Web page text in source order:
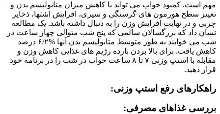
مهم است. کمبود خواب می تواند با کاهش میزان متابولیسم بدن و
تغییر سطح هورمون های گرسنگی و سیری، افزایش اشتها، ذخایر
چربی و در نهایت افزایش وزن را به دنبال داشته باشد. یک مطالعه
نشان داد که بزرگسالان سالمی که پنج شب متوالی چهار ساعت در
شب می خوابند به طور متوسط متابولیسم بدن آنها %۶/۲ درصد
کاهش یافت. برای بالا بردن بازده رژیم های غذایی کاهش وزن و
مقابله با استپ وزنی ۷ تا ۸ ساعت خواب در شب را در برنامه خود
قرار دهید.
راهکارهای رفع استپ وزنی:
بررسی غذاهای مصرفی: